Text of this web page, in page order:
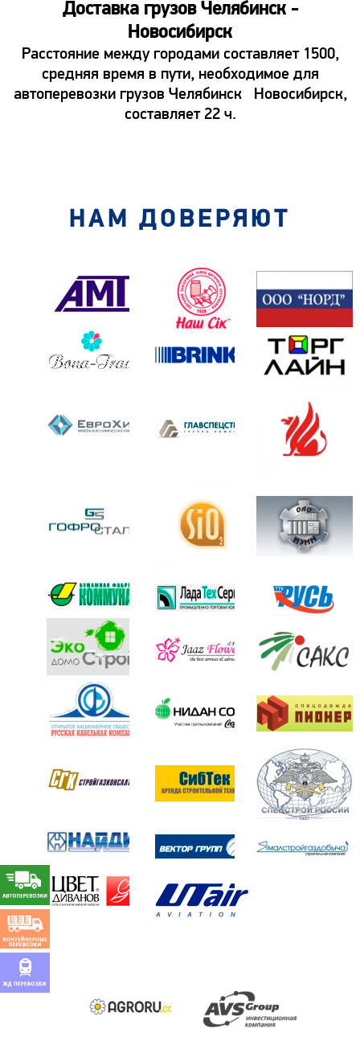
Доставка грузов Челябинск -
Новосибирск
Расстояние между городами составляет 1500,
средняя время в пути, необходимое для
автоперевозки грузов Челябинск Новосибирск,
составляет 22 ч.
НАМ ДОВЕРЯЮТ